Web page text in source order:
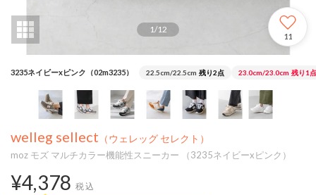
1/12
11
3235ネイビーxピンク（02m3235） 22.5cm/22.5cm 残り2点 23.0cm/23.0cm 残り1点
welleg sellect （ウェレッグ セレクト）
moz モズ マルチカラー機能性スニーカー （3235ネイビーxピンク）
¥4,378 税込